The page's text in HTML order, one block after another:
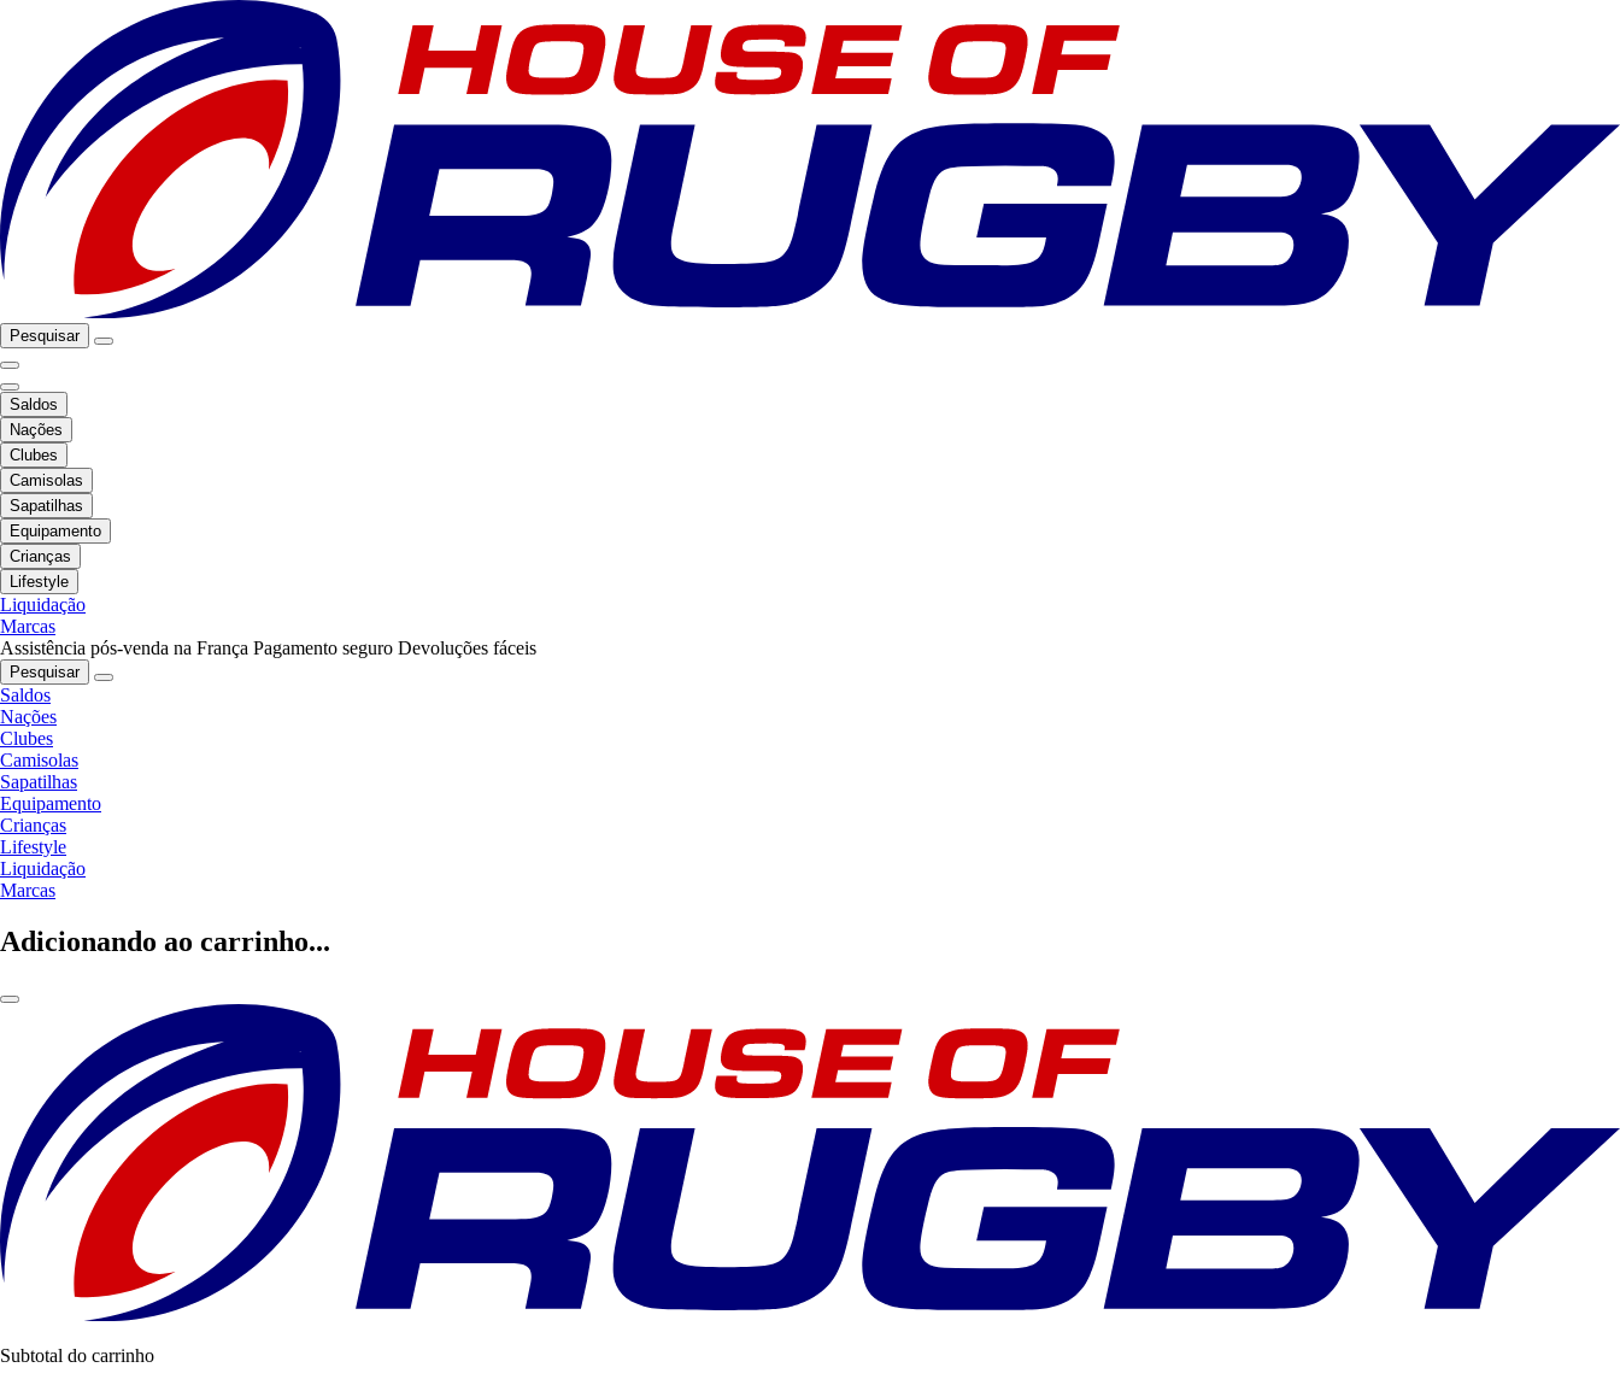
Pesquisar
Saldos
Nações
Clubes
Camisolas
Sapatilhas
Equipamento
Crianças
Lifestyle
Liquidação
Marcas
Assistência pós-venda na França Pagamento seguro Devoluções fáceis
Pesquisar
Saldos
Nações
Clubes
Camisolas
Sapatilhas
Equipamento
Crianças
Lifestyle
Liquidação
Marcas
Adicionando ao carrinho...
Subtotal do carrinho